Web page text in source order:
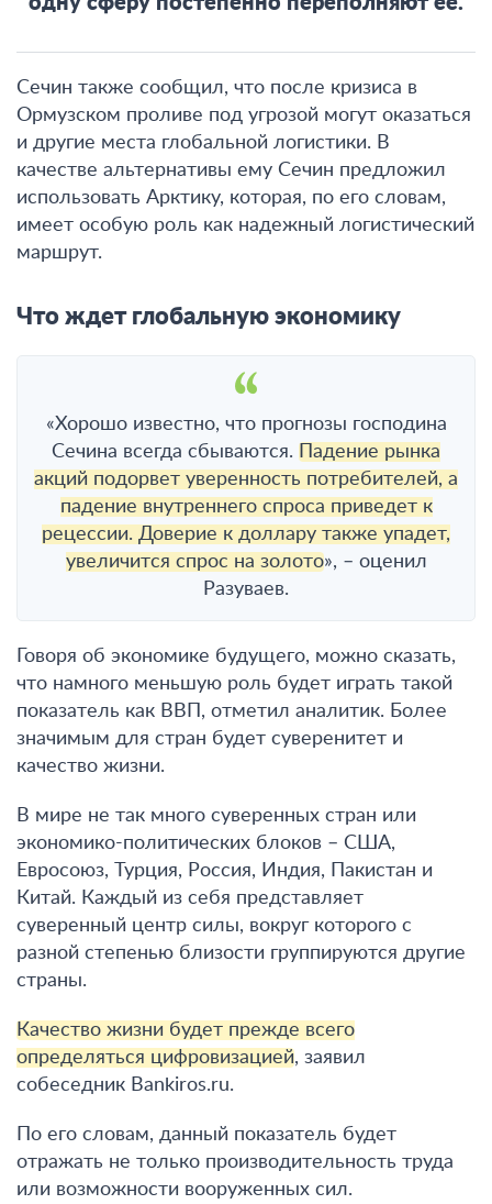
Сечин также сообщил, что после кризиса в
Ормузском проливе под угрозой могут оказаться
и другие места глобальной логистики. В
качестве альтернативы ему Сечин предложил
использовать Арктику, которая, по его словам,
имеет особую роль как надежный логистический
маршрут.
Что ждет глобальную экономику
«Хорошо известно, что прогнозы господина
Сечина всегда сбываются.
Падение рынка
акций подорвет уверенность потребителей, а
падение внутреннего спроса приведет к
рецессии. Доверие к доллару также упадет,
увеличится спрос на золото», – оценил
Разуваев.
Говоря об экономике будущего, можно сказать,
что намного меньшую роль будет играть такой
показатель как ВВП, отметил аналитик. Более
значимым для стран будет суверенитет и
качество жизни.
В мире не так много суверенных стран или
экономико-политических блоков – США,
Евросоюз, Турция, Россия, Индия, Пакистан и
Китай. Каждый из себя представляет
суверенный центр силы, вокруг которого с
разной степенью близости группируются другие
страны.
Качество жизни будет прежде всего
определяться цифровизацией, заявил
собеседник Bankiros.ru.
По его словам, данный показатель будет
отражать не только производительность труда
или возможности вооруженных сил.